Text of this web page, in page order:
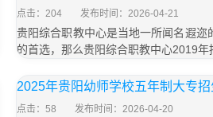
点击：204 发布时间：2026-04-21
贵阳综合职教中心是当地一所闻名遐
的首选，那么贵阳综合职教中心2019
2025年贵阳幼师学校五年制大专
点击：58 发布时间：2026-04-20